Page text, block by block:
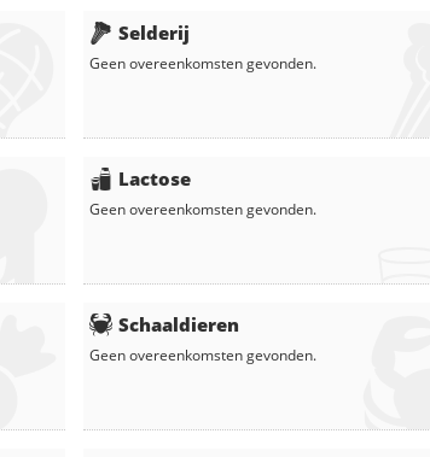
Selderij
Geen overeenkomsten gevonden.
Lactose
Geen overeenkomsten gevonden.
Schaaldieren
Geen overeenkomsten gevonden.